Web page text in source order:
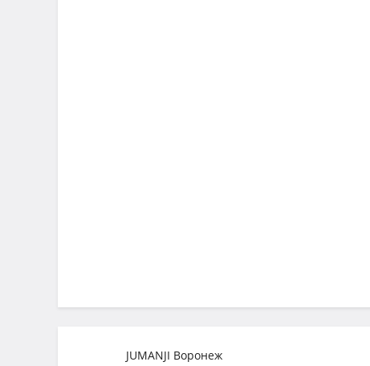
JUMANJI Воронеж